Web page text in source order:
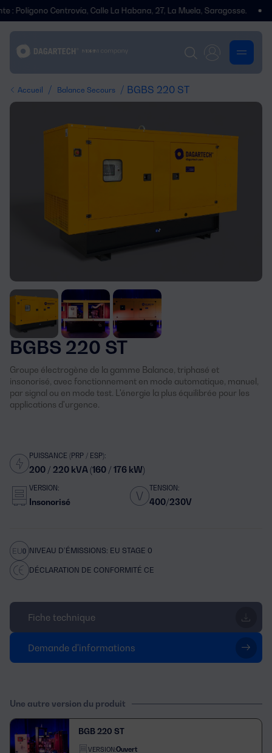
Centrovía, Calle La Habana, 27, La Muela, Saragosse. Nous
Accueil / Balance Secours / BGBS 220 ST
BGBS 220 ST
Groupe électrogène de la gamme Balance, triphasé et
insonorisé, avec fonctionnement en mode automatique, manuel,
par signal ou en mode test. L'énergie la plus équilibrée pour les
applications d'urgence.
PUISSANCE (PRP / ESP):
200 / 220 kVA (160 / 176 kW)
VERSION:
Insonorisé
TENSION:
400/230V
NIVEAU D’ÉMISSIONS: EU STAGE 0
DÉCLARATION DE CONFORMITÉ CE
Fiche technique
Demande d'informations
Une autre version du produit
BGB 220 ST
VERSION:Ouvert